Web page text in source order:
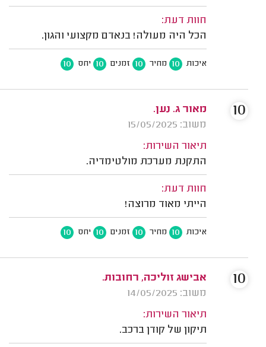
חוות דעת:
הכל היה מעולה! בנאדם מקצועי והגון.
איכות 10 מחיר 10 זמנים 10 יחס 10
מאור ג. נען.
משוב: 15/05/2025
תיאור השירות:
התקנת מערכת מולטימדיה.
חוות דעת:
הייתי מאוד מרוצה!
איכות 10 מחיר 10 זמנים 10 יחס 10
10
אבישג זוליכה, רחובות.
משוב: 14/05/2025
תיאור השירות:
תיקון של קודן ברכב.
10